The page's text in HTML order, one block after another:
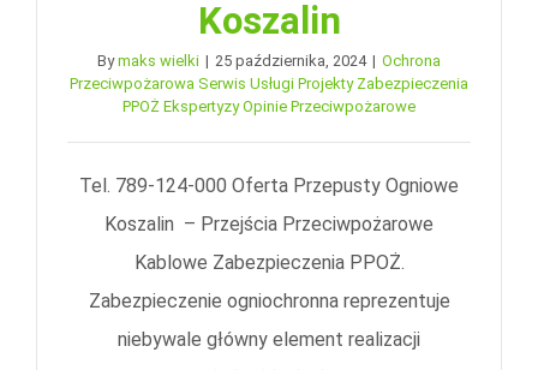
Koszalin
Bymaks wielki | 25 października, 2024 | Ochrona
Przeciwpożarowa Serwis Usługi Projekty Zabezpieczenia
PPOŻ Ekspertyzy Opinie Przeciwpożarowe
Tel. 789-124-000 Oferta Przepusty Ogniowe
Koszalin – Przejścia Przeciwpożarowe
Kablowe Zabezpieczenia PPOŻ.
Zabezpieczenie ogniochronna reprezentuje
niebywale główny element realizacji